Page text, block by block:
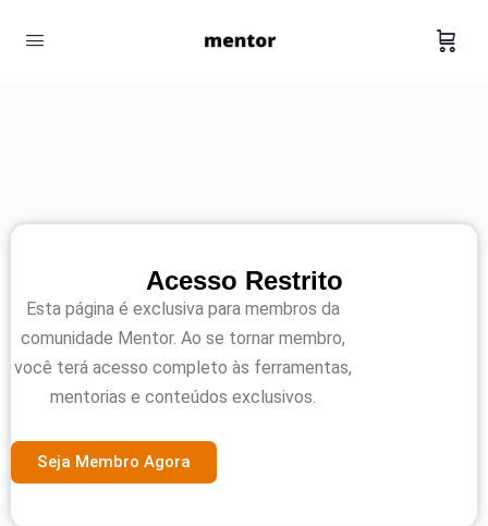
Acesso Restrito
Esta página é exclusiva para membros da
comunidade Mentor. Ao se tornar membro,
você terá acesso completo às ferramentas,
mentorias e conteúdos exclusivos.
Seja Membro Agora